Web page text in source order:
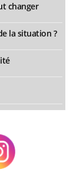
changer
la situation ?